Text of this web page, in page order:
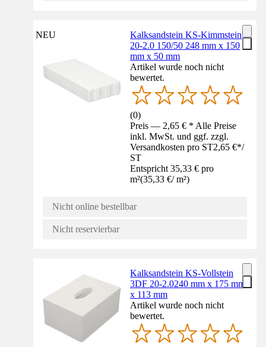
NEU
Kalksandstein KS-Kimmstein
20-2.0 150/50 248 mm x 150
mm x 50 mm
Artikel wurde noch nicht
bewertet.
(0)
Preis — 2,65 € * Alle Preise
inkl. MwSt. und ggf. zzgl.
Versandkosten pro ST2,65 €*/
ST
Entspricht 35,33 € pro
m²(35,33 €/ m²)
Nicht online bestellbar
Nicht reservierbar
Kalksandstein KS-Vollstein
3DF 20-2.0240 mm x 175 mm
x 113 mm
Artikel wurde noch nicht
bewertet.